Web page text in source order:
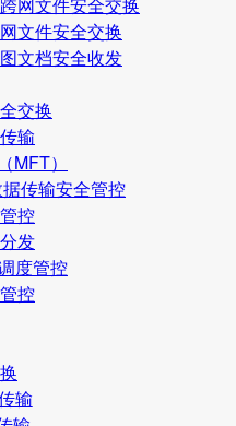
文件安全交换
文档安全收发
交换
输
MFT）
传输安全管控
控
发
度管控
控
输